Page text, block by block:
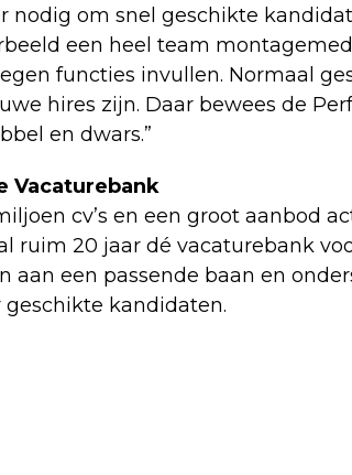
nodig om snel geschikte
een heel team
functies invullen. Normaal
hires zijn. Daar bewees de
en dwars.”
Vacaturebank
cv’s en een groot aanbod
ruim 20 jaar dé vacaturebank
aan een passende baan en
kandidaten.